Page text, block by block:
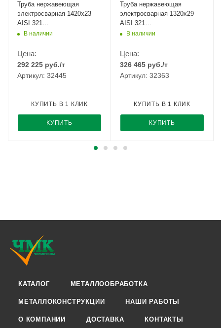
Труба нержавеющая
электросварная 1420х23
AISI 321
12Х18Н10Т/08Х18Н10Т
В наличии
Цена:
292 225 руб./т
Артикул: 32445
КУПИТЬ
КУПИТЬ В 1 КЛИК
Труба нержавеющая
электросварная 1320х29
AISI 321
12Х18Н10Т/08Х18Н10Т
В наличии
Цена:
326 465 руб./т
Артикул: 32363
КУПИТЬ
КУПИТЬ В 1 КЛИК
КАТАЛОГ МЕТАЛЛООБРАБОТКА
МЕТАЛЛОКОНСТРУКЦИИ НАШИ РАБОТЫ
О КОМПАНИИ ДОСТАВКА КОНТАКТЫ